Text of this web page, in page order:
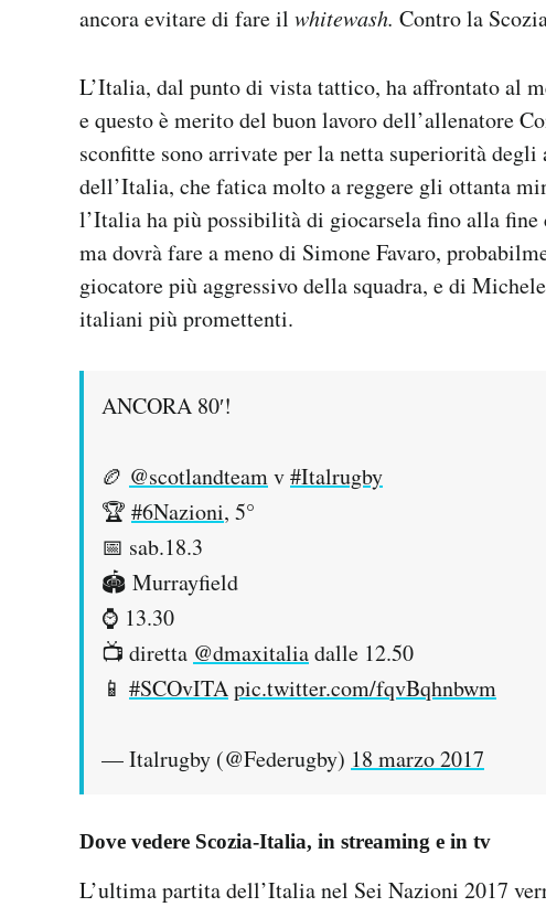
ancora evitare di fare il whitewash. Contro la
L’Italia, dal punto di vista tattico, ha affrontato al
e questo è merito del buon lavoro dell’allenatore
sconfitte sono arrivate per la netta superiorità
dell’Italia, che fatica molto a reggere gli ottanta
l’Italia ha più possibilità di giocarsela fino alla
ma dovrà fare a meno di Simone Favaro,
giocatore più aggressivo della squadra, e di
italiani più promettenti.
ANCORA 80′!
🏉 @scotlandteamv#Italrugby
🏆 #6Nazioni, 5°
📅 sab.18.3
🏟 Murrayfield
⌚️ 13.30
📺 diretta @dmaxitaliadalle 12.50
📱 #SCOvITApic.twitter.com/fqvBqhnbwm
— Italrugby (@Federugby) 18 marzo 2017
Dove vedere Scozia-Italia, in streaming e in tv
L’ultima partita dell’Italia nel Sei Nazioni 2017